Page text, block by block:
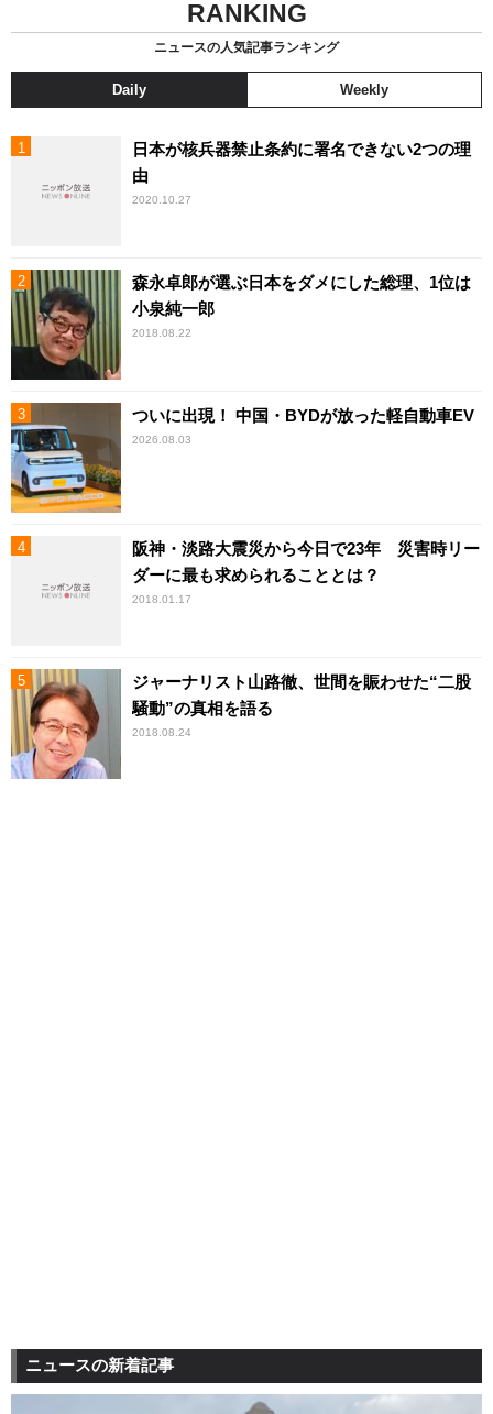
RANKING
ニュースの人気記事ランキング
Daily Weekly
日本が核兵器禁止条約に署名できない2つの理
由
2020.10.27
森永卓郎が選ぶ日本をダメにした総理、1位は
小泉純一郎
2018.08.22
ついに出現！ 中国・BYDが放った軽自動車EV
2026.08.03
阪神・淡路大震災から今日で23年 災害時リー
ダーに最も求められることとは？
2018.01.17
ジャーナリスト山路徹、世間を賑わせた“二股
騒動”の真相を語る
2018.08.24
ニュースの新着記事